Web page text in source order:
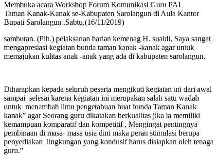
Membuka acara Workshop Forum Komunikasi Guru PAI
Taman Kanak-Kanak se-Kabupaten Sarolangun di Aula Kantor
Bupati Sarolangun .Sabtu,(16/11/2019)
sambutan. (Plh.) pelaksanan harian kemenag H. suaidi, Saya sangat
mengapresiasi kegiatan bunda taman kanak -kanak agar untuk
memajukan kulitas anak -anak yang ada di kabupaten sarolangun.
Diharapkan kepada seluruh peserta mengikuti kegiatan ini dari awal
sampai selesai karena kegiatan ini merupakan salah satu wadah
untuk menambah ilmu pengetahuan buat bunda Taman Kanak
kanak” agar Seorang guru dikatakan berkualitas jika ia memiliki
kemampuan komparatif dan kompetitif , Mengingat pentingnya
pembinaan di masa- masa usia dini maka peran stimulasi berupa
penyediakan lingkungan yang kondusif harus disiapkan oleh tenaga
guru.”